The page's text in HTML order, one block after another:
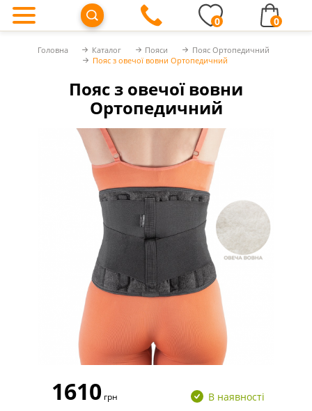
0 0
Головна Каталог Пояси
Пояс Ортопедичний
Пояс з овечої вовни Ортопедичний
Пояс з овечої вовни
Ортопедичний
1610 грн В наявності